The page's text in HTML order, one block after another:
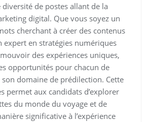
diversité de postes allant de la
digital. Que vous soyez un
cherchant à créer des contenus
expert en stratégies numériques
des expériences uniques,
opportunités pour chacun de
son domaine de prédilection. Cette
permet aux candidats d’explorer
du monde du voyage et de
significative à l’expérience